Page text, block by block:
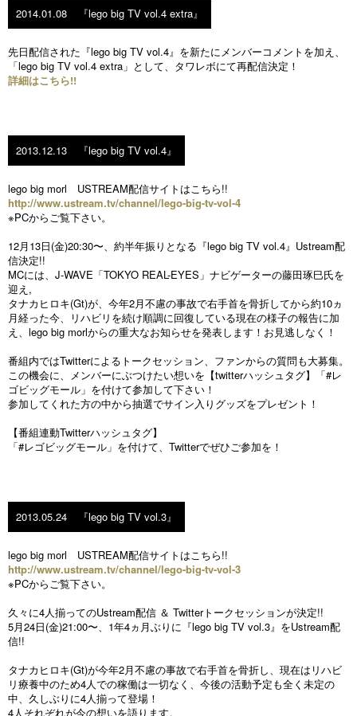
2014.01.08 『lego big TV vol.4 extra』
先日配信された『lego big TV vol.4』を新たにメンバーコメントを加え、
「lego big TV vol.4 extra」として、タワレボにて再配信決定！
詳細はこちら!!
2013.12.13 『lego big TV vol.4』
lego big morl USTREAM配信サイトはこちら!!
http://www.ustream.tv/channel/lego-big-tv-vol-4
※PCからご覧下さい。
12月13日(金)20:30〜、約半年振りとなる『lego big TV vol.4』Ustream配
信決定!!
MCには、J-WAVE「TOKYO REAL-EYES」ナビゲーターの藤田琢巳氏を
迎え,
タナカヒロキ(Gt)が、今年2月不慮の事故で右手首を骨折してから約10ヵ
月経った今、リハビリを続け順調に回復している現在の様子の報告に加
え、lego big morlからの重大なお知らせを発表します！お見逃しなく！
番組内ではTwitterによるトークセッション、ファンからの質問も大募集。
この機会に、メンバーにぶつけたい想いを【twitterハッシュタグ】「#レ
ゴビッグモール」を付けて参加して下さい！
参加してくれた方の中から抽選でサイン入りグッズをプレゼント！
【番組連動Twitterハッシュタグ】
「#レゴビッグモール」を付けて、Twitterでぜひご参加を！
2013.05.24 『lego big TV vol.3』
lego big morl USTREAM配信サイトはこちら!!
http://www.ustream.tv/channel/lego-big-tv-vol-3
※PCからご覧下さい。
久々に4人揃ってのUstream配信 ＆ Twitterトークセッションが決定!!
5月24日(金)21:00〜、1年4ヵ月ぶりに『lego big TV vol.3』をUstream配
信!!
タナカヒロキ(Gt)が今年2月不慮の事故で右手首を骨折し、現在はリハビ
リ療養中のため4人での稼働は一切なく、今後の活動予定も全く未定の
中、久しぶりに4人揃って登場！
4人それぞれが今の想いを語ります。